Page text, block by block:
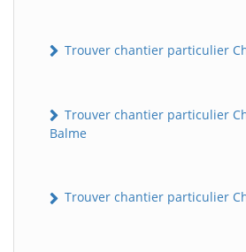
Trouver chantier particulier
Trouver chantier particulier
Balme
Trouver chantier particulier